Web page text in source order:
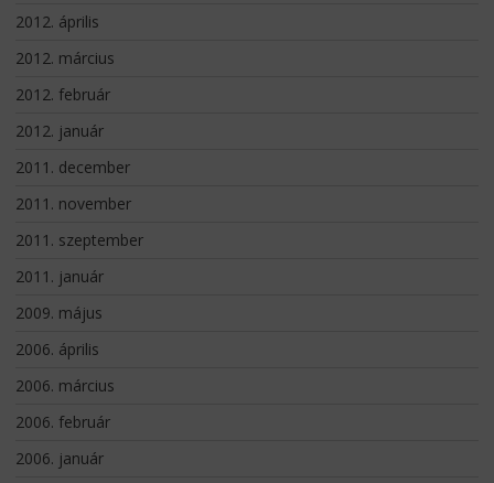
2012. április
2012. március
2012. február
2012. január
2011. december
2011. november
2011. szeptember
2011. január
2009. május
2006. április
2006. március
2006. február
2006. január